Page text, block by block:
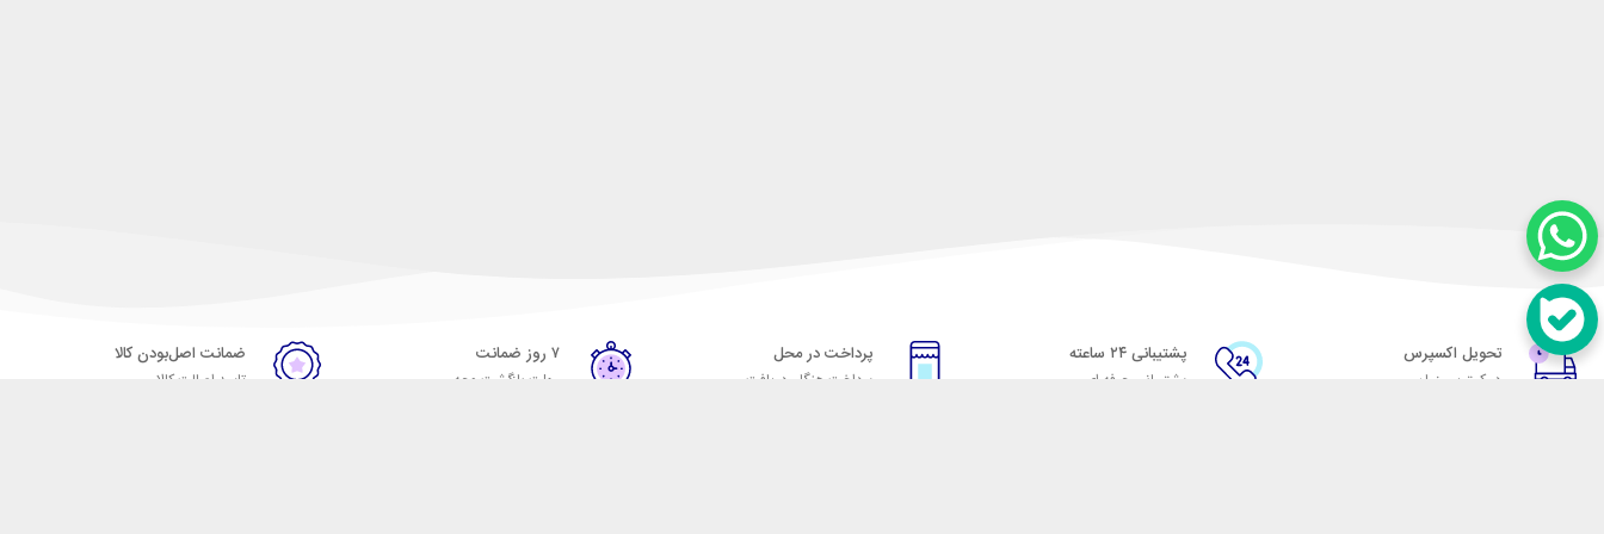
تحویل اکسپرس
در کمترین زمان
پشتیبانی ۲۴ ساعته
پشتیبانی حرفه ای
پرداخت در محل
پرداخت هنگام دریافت
۷ روز ضمانت
مهلت بازگشت وجه
ضمانت اصل‌بودن کالا
تایید اصالت کالا